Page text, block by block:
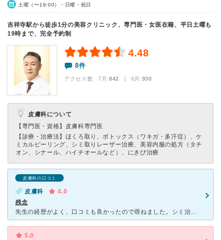
土曜（〜19:00）・日曜・祝日
吉祥寺駅から徒歩1分の美容クリニック、専門医・女医在籍、平日土曜も
19時まで、完全予約制
4.48
8件
アクセス数 7月:842 | 6月:930
皮膚科について
【専門医・資格】 皮膚科専門医
【診療・治療法】 ほくろ取り、ボトックス（ワキガ・多汗症）、ケ
ミカルピーリング、シミ取りレーザー治療、美容内服の処方（タチ
オン、シナール、ハイチオールなど）、にきび治療
皮膚科の口コミ
皮膚科
4.0
残念
先生の経歴がよく、口コミも良かったので尋ねました。シミ治療で伺いましたがついでにイボの相談をしたら治療してくれました。シミのレーザーは看護師さんにされてガッカリしましたが、慎重なカ所は先生がされました
5.0